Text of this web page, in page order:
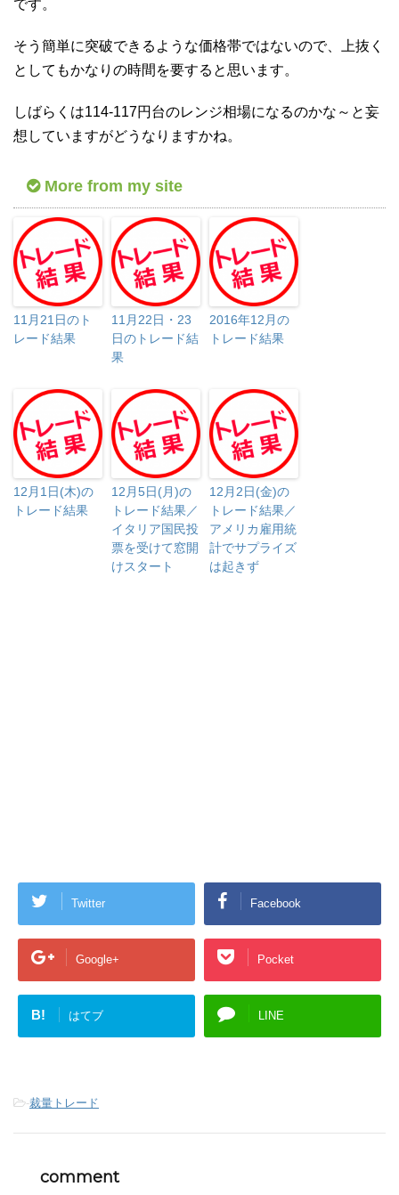
です。
そう簡単に突破できるような価格帯ではないので、上抜く
としてもかなりの時間を要すると思います。
しばらくは114-117円台のレンジ相場になるのかな～と妄
想していますがどうなりますかね。
More from my site
11月21日のト
レード結果
11月22日・23
日のトレード結
果
2016年12月の
トレード結果
12月1日(木)の
トレード結果
12月5日(月)の
トレード結果／
イタリア国民投
票を受けて窓開
けスタート
12月2日(金)の
トレード結果／
アメリカ雇用統
計でサプライズ
は起きず
Twitter Facebook
Google+ Pocket
B! はてブ LINE
-裁量トレード
comment